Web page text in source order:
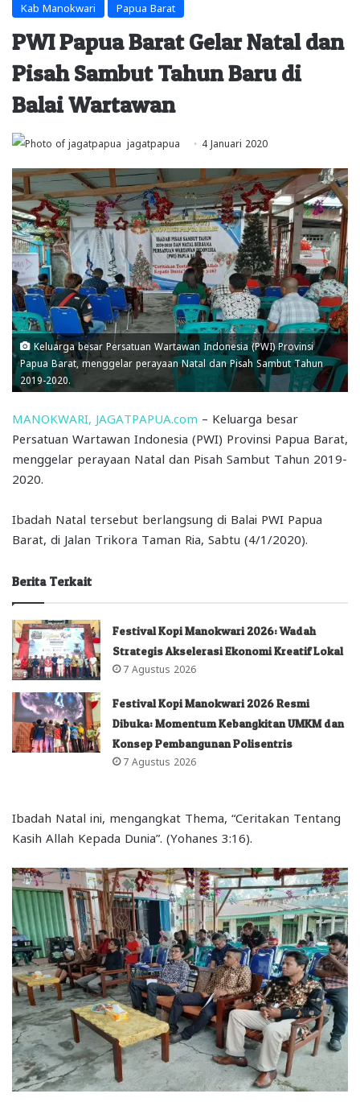
Kab Manokwari Papua Barat
PWI Papua Barat Gelar Natal dan
Pisah Sambut Tahun Baru di
Balai Wartawan
jagatpapua 4 Januari 2020
Keluarga besar Persatuan Wartawan Indonesia (PWI) Provinsi
Papua Barat, menggelar perayaan Natal dan Pisah Sambut Tahun
2019-2020.
MANOKWARI, JAGATPAPUA.com – Keluarga besar
Persatuan Wartawan Indonesia (PWI) Provinsi Papua Barat,
menggelar perayaan Natal dan Pisah Sambut Tahun 2019-
2020.
Ibadah Natal tersebut berlangsung di Balai PWI Papua
Barat, di Jalan Trikora Taman Ria, Sabtu (4/1/2020).
Berita Terkait
Festival Kopi Manokwari 2026: Wadah
Strategis Akselerasi Ekonomi Kreatif Lokal
7 Agustus 2026
Festival Kopi Manokwari 2026 Resmi
Dibuka: Momentum Kebangkitan UMKM dan
Konsep Pembangunan Polisentris
7 Agustus 2026
Ibadah Natal ini, mengangkat Thema, “Ceritakan Tentang
Kasih Allah Kepada Dunia”. (Yohanes 3:16).